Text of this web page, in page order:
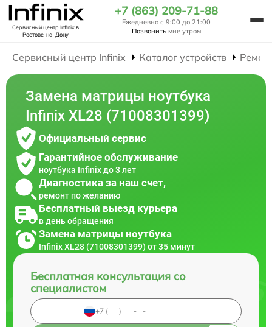
Сервисный центр Infinixв
Ростове-на-Дону
+7 (863) 209-71-88
Ежедневно с 9:00 до 21:00
Позвонить мне утром
Сервисный центр Infinix Каталог устройств
Замена матрицы ноутбука
Infinix XL28 (71008301399)
Официальный сервис
Гарантийное обслуживание
ноутбука Infinix до 3 лет
Диагностика за наш счет,
ремонт по желанию
Бесплатный выезд курьера
в день обращения
Замена матрицы ноутбука
Infinix XL28 (71008301399) от 35 минут
Бесплатная консультация со
специалистом